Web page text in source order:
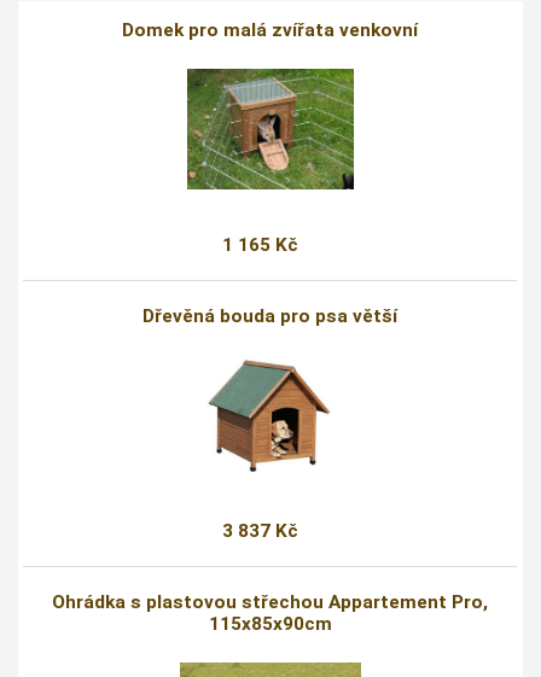
Domek pro malá zvířata venkovní
1 165 Kč
Dřevěná bouda pro psa větší
3 837 Kč
Ohrádka s plastovou střechou Appartement Pro,
115x85x90cm